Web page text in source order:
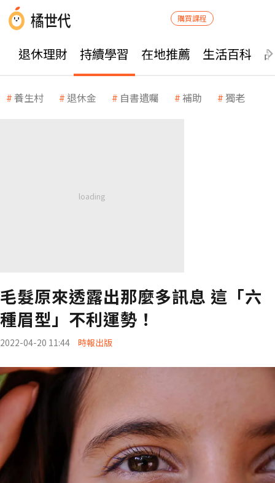
購買課程
退休理財 持續學習 在地推薦 生活百科
養生村 退休金 自書遺囑 補助 獨老
毛髮原來透露出那麼多訊息 這「六
種眉型」不利運勢！
2022-04-20 11:44 時報出版